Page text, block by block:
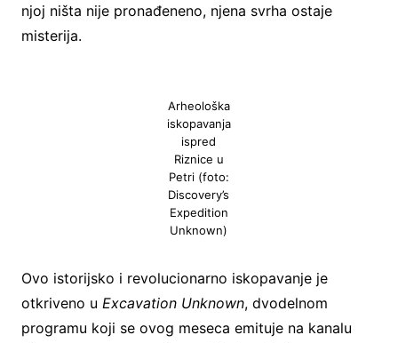
njoj ništa nije pronađeneno, njena svrha ostaje
misterija.
Arheološka
iskopavanja
ispred
Riznice u
Petri (foto:
Discovery’s
Expedition
Unknown)
Ovo istorijsko i revolucionarno iskopavanje je
otkriveno u Excavation Unknown, dvodelnom
programu koji se ovog meseca emituje na kanalu